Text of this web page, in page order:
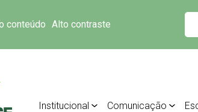
conteúdo Alto contraste
Institucional Comunicação